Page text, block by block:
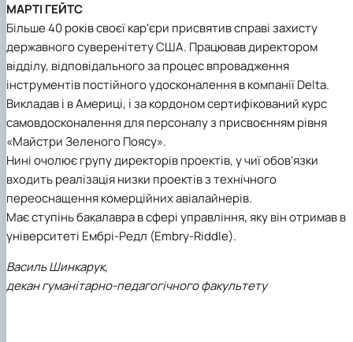
МАРТІ ГЕЙТС
Більше 40 років своєї кар'єри присвятив справі захисту
державного суверенітету США. Працював директором
відділу, відповідального за процес впровадження
інструментів постійного удосконалення в компанії Delta.
Викладав і в Америці, і за кордоном сертифікований курс
самовдосконалення для персоналу з присвоєнням рівня
«Майстри Зеленого Поясу».
Нині очолює групу директорів проектів, у чиї обов’язки
входить реалізація низки проектів з технічного
переоснащення комерційних авіалайнерів.
Має ступінь бакалавра в сфері управління, яку він отримав в
університеті Ембрі-Редл (Embry-Riddle).
Василь Шинкарук,
декан гуманітарно-педагогічного факультету